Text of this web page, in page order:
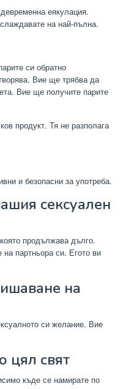
еякулация.
на най-пълна.
си обратно
Вие ще трябва да
Вие ще получите парите
продукт. Тя не разполага
и безопасни за употреба.
сексуален
продължава дълго.
партньора си. Егото ви
на
си желание. Вие
цял свят
къде се намирате по